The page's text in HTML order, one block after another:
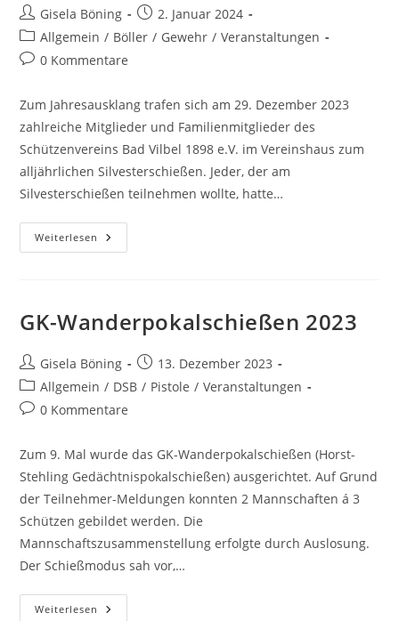
Gisela Böning
2. Januar 2024
Allgemein / Böller / Gewehr / Veranstaltungen
0 Kommentare
Zum Jahresausklang trafen sich am 29. Dezember 2023
zahlreiche Mitglieder und Familienmitglieder des
Schützenvereins Bad Vilbel 1898 e.V. im Vereinshaus zum
alljährlichen Silvesterschießen. Jeder, der am
Silvesterschießen teilnehmen wollte, hatte…
Weiterlesen
GK-Wanderpokalschießen 2023
Gisela Böning
13. Dezember 2023
Allgemein / DSB / Pistole / Veranstaltungen
0 Kommentare
Zum 9. Mal wurde das GK-Wanderpokalschießen (Horst-
Stehling Gedächtnispokalschießen) ausgerichtet. Auf Grund
der Teilnehmer-Meldungen konnten 2 Mannschaften á 3
Schützen gebildet werden. Die
Mannschaftszusammenstellung erfolgte durch Auslosung.
Der Schießmodus sah vor,…
Weiterlesen